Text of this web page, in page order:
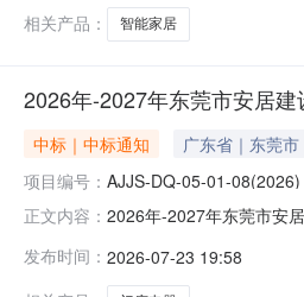
他补充
相关产品：
智能家居
2026年-2027年东莞市安居
中标｜中标通知 广东省｜东莞市
项目编号： AJJS-DQ-05-01-08(2026)
正文内容： 2026年-2027年东莞市安
2026年06月30日发布采
发布时间： 2026-07-23 19:58